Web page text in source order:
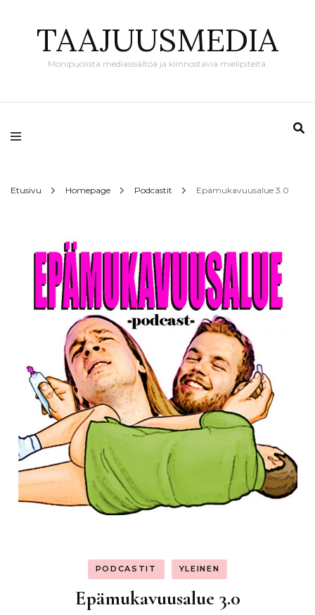
TAAJUUSMEDIA
Monipuolista mediasisältöä ja kiinnostavia mielipiteitä.
Etusivu Homepage Podcastit Epämukavuusalue 3.0
PODCASTIT YLEINEN
Epämukavuusalue 3.0